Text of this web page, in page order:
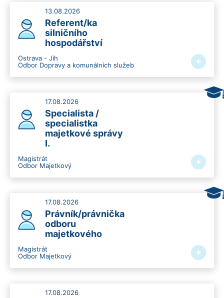
13.08.2026
Referent/ka
silničního
hospodářství
Ostrava - Jih
Odbor Dopravy a komunálních služeb
+
17.08.2026
Specialista /
specialistka
majetkové správy
I.
Magistrát
Odbor Majetkový
+
17.08.2026
Právník/právnička
odboru
majetkového
Magistrát
Odbor Majetkový
+
17.08.2026